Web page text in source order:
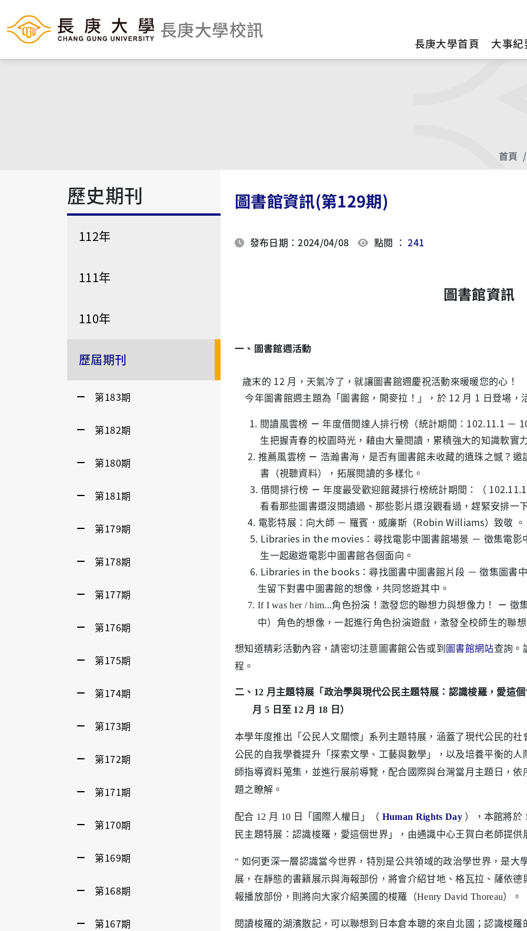
長庚大學校訊
長庚大學首頁 大事紀
首頁
歷史期刊
112年
111年
110年
歷屆期刊
第183期
第182期
第180期
第181期
第179期
第178期
第177期
第176期
第175期
第174期
第173期
第172期
第171期
第170期
第169期
第168期
第167期
圖書館資訊(第129期)
發布日期：2024/04/08 點閱 ：241
圖書館資訊
一、圖書館週活動
歲末的 12 月，天氣冷了，就讓圖書館週慶祝活動來暖暖您的心！
今年圖書館週主題為「圖書館，開麥拉！」，於 12 月 1 日登場，
1. 閱讀風雲榜 － 年度借閱達人排行榜（統計期間：102.11.1 －
生把握青春的校園時光，藉由大量閱讀，累積強大的知識軟實
2. 推薦風雲榜 － 浩瀚書海，是否有圖書館未收藏的遺珠之憾？邀
書（視聽資料），拓展閱讀的多樣化。
3. 借閱排行榜 －年度最受歡迎館藏排行榜統計期間：（
看看那些圖書還沒閱讀過、那些影片還沒觀看過，趕緊安排一
4. 電影特展：向大師 － 羅賓．威廉斯（Robin Williams）致敬 。
5. Libraries in the movies：尋找電影中圖書館場景 － 徵集電影
生一起遨遊電影中圖書館各個面向。
6. Libraries in the books：尋找圖書中圖書館片段 － 徵集圖書
生留下對書中圖書館的想像，共同悠遊其中。
7. If I was her / him...角色扮演！激發您的聯想力與想像力！ － 徵
中）角色的想像，一起進行角色扮演遊戲，激發全校師生的聯
想知道精彩活動內容，請密切注意圖書館公告或到 圖書館網站查詢。
程。
二、12 月主題特展「政治學與現代公民主題特展：認識梭羅，愛這
月 5 日至 12 月 18 日）
本學年度推出「公民人文關懷」系列主題特展，涵蓋了現代公民的
公民的自我學養提升「探索文學、工藝與數學」，以及培養平衡的
師指導資料蒐集，並進行展前導覽，配合國際與台灣當月主題日，
題之瞭解。
配合 12 月 10 日「國際人權日」（ Human Rights Day ），本館將於
民主題特展：認識梭羅，愛這個世界」，由通識中心王賀白老師提供
“ 如何更深一層認識當今世界，特別是公共領域的政治學世界，是大
展，在靜態的書籍展示與海報部份，將會介紹甘地、格瓦拉、薩依
報播放部份，則將向大家介紹美國的梭羅（Henry David Thoreau）。
閱讀梭羅的湖濱散記，可以聯想到日本倉本聰的來自北國；認識梭